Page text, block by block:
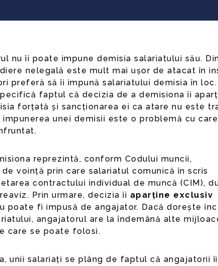
nelegală este mult mai ușor de atacat în
preferă să îi impună salariatului demisia în
faptul că decizia de a demisiona îi
forțată și sancționarea ei ca atare nu este
impunerea unei demisii este o problemă cu
reprezintă, conform Codului muncii,
de voință prin care salariatul comunică în scris
contractului individual de muncă (CIM),
Prin urmare, decizia îi aparține exclusiv
poate fi impusă de angajator. Dacă dorește
angajatorul are la îndemână alte
care se poate folosi.
unii salariați se plâng de faptul că angajatorii